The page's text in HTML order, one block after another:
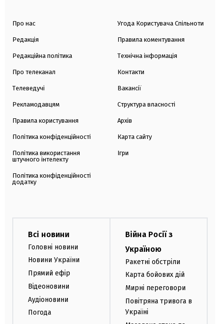
Про нас
Редакція
Редакційна політика
Про телеканал
Телеведучі
Рекламодавцям
Правила користування
Політика конфіденційності
Політика використання
штучного інтелекту
Політика конфіденційності
додатку
Угода Користувача Спільноти
Правила коментування
Технічна інформація
Контакти
Вакансії
Структура власності
Архів
Карта сайту
Ігри
Всі новини
Головні новини
Новини України
Прямий ефір
Відеоновини
Аудіоновини
Погода
Війна Росії з
Україною
Ракетні обстріли
Карта бойових дій
Мирні переговори
Повітряна тривога в
Україні